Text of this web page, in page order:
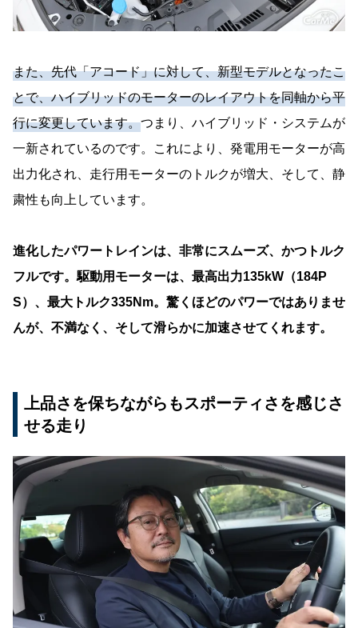
また、先代「アコード」に対して、新型モデルとなったこ
とで、ハイブリッドのモーターのレイアウトを同軸から平
行に変更しています。つまり、ハイブリッド・システムが
一新されているのです。これにより、発電用モーターが高
出力化され、走行用モーターのトルクが増大、そして、静
粛性も向上しています。
進化したパワートレインは、非常にスムーズ、かつトルク
フルです。駆動用モーターは、最高出力135kW（184P
S）、最大トルク335Nm。驚くほどのパワーではありませ
んが、不満なく、そして滑らかに加速させてくれます。
上品さを保ちながらもスポーティさを感じさ
せる走り